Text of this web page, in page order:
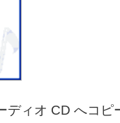
ィオ CD へコピ